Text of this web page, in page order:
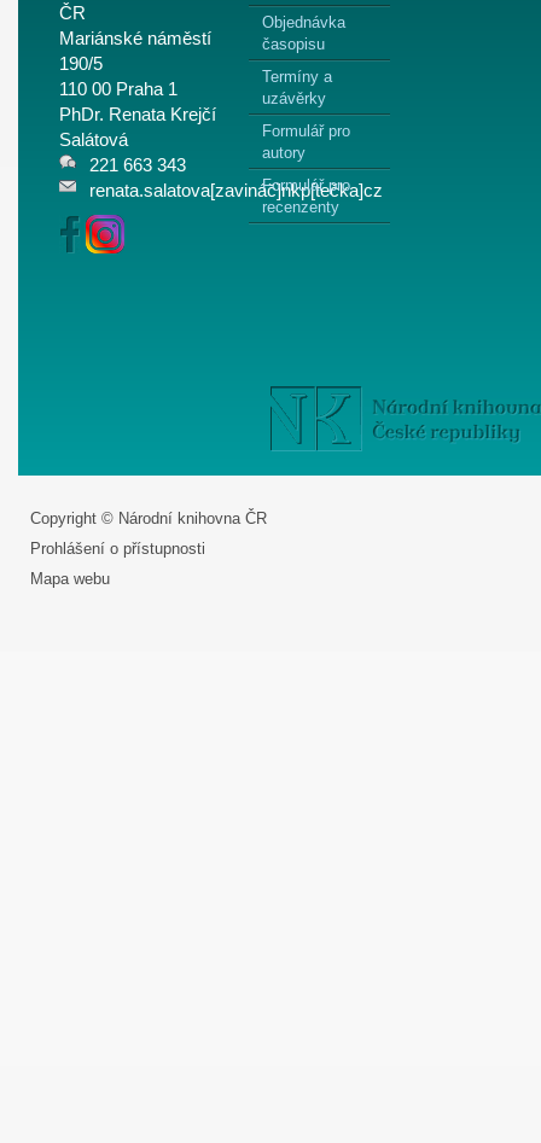
ČR
Mariánské náměstí
190/5
110 00 Praha 1
PhDr. Renata Krejčí
Salátová
221 663 343
renata.salatova[zavináč]nkp[tečka]cz
Objednávka
časopisu
Termíny a
uzávěrky
Formulář pro
autory
Formulář pro
recenzenty
Copyright © Národní knihovna ČR
Prohlášení o přístupnosti
Mapa webu